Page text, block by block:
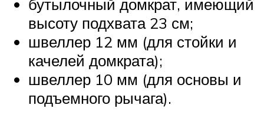
бутылочный домкрат, имеющий
высоту подхвата 23 см;
швеллер 12 мм (для стойки и
качелей домкрата);
швеллер 10 мм (для основы и
подъемного рычага).